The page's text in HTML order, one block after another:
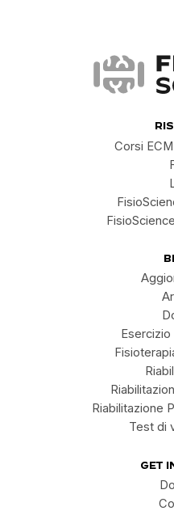
Corsi
Riabilitazione
Test di
GET